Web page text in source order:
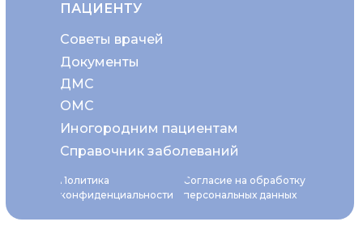
Политика
конфиденциальности
Согласие на обработку
персональных данных
ПАЦИЕНТУ
Советы врачей
ОМС
Документы
ДМС
Иногородним пациентам
Справочник заболеваний